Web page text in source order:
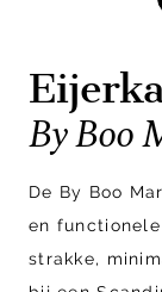
By Boo
De By Boo
en
strakke,